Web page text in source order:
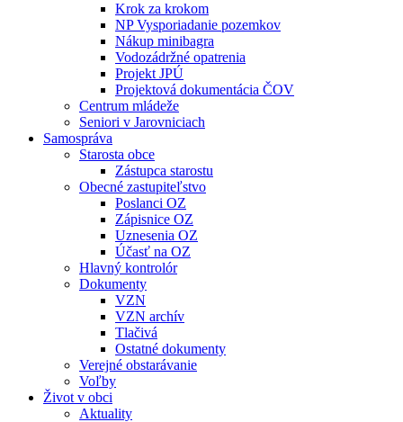
Krok za krokom
NP Vysporiadanie pozemkov
Nákup minibagra
Vodozádržné opatrenia
Projekt JPÚ
Projektová dokumentácia ČOV
Centrum mládeže
Seniori v Jarovniciach
Samospráva
Starosta obce
Zástupca starostu
Obecné zastupiteľstvo
Poslanci OZ
Zápisnice OZ
Uznesenia OZ
Účasť na OZ
Hlavný kontrolór
Dokumenty
VZN
VZN archív
Tlačivá
Ostatné dokumenty
Verejné obstarávanie
Voľby
Život v obci
Aktuality